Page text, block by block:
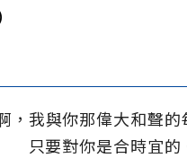
，我與你那偉大和聲
只要對你是合時宜